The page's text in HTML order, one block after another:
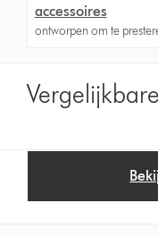
accessoires
ontworpen om te